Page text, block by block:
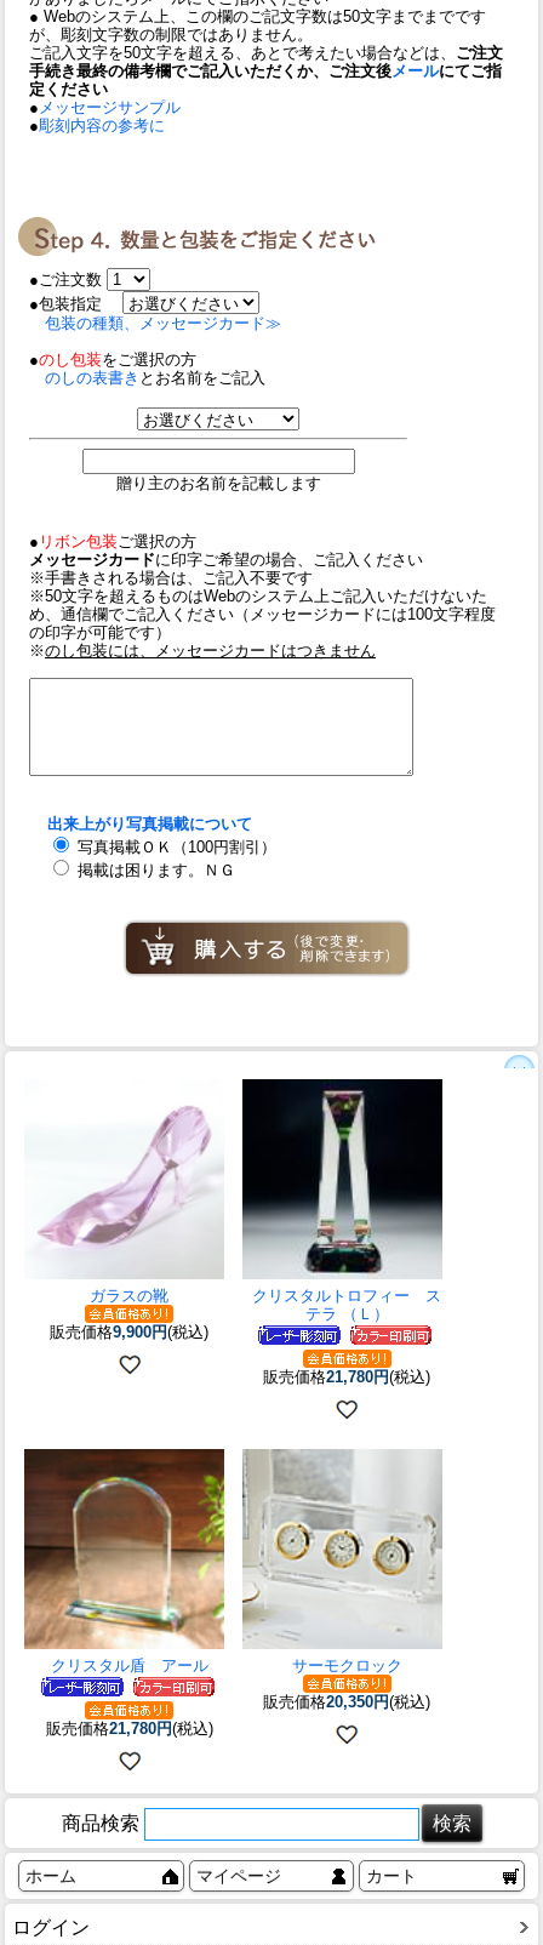
● Webのシステム上、この欄のご記文字数は50文字までまでです
が、彫刻文字数の制限ではありません。
ご記入文字を50文字を超える、あとで考えたい場合などは、 ご注文
手続き最終の備考欄でご記入いただくか、ご注文後 メールにてご指
定ください
● メッセージサンプル
●彫刻内容の参考に
●ご注文数
●包装指定
包装の種類、メッセージカード≫
●のし包装をご選択の方
のしの表書き とお名前をご記入
贈り主のお名前を記載します
● リボン包装 ご選択の方
メッセージカードに印字ご希望の場合、ご記入ください
※手書きされる場合は、ご記入不要です
※50文字を超えるものはWebのシステム上ご記入いただけないた
め、通信欄でご記入ください（メッセージカードには100文字程度
の印字が可能です）
※のし包装には、メッセージカードはつきません
出来上がり写真掲載について
写真掲載ＯＫ（100円割引）
掲載は困ります。ＮＧ
ガラスの靴
販売価格9,900円(税込)
クリスタルトロフィー ス
テラ （Ｌ）
販売価格21,780円(税込)
クリスタル盾 アール
販売価格21,780円(税込)
サーモクロック
販売価格20,350円(税込)
商品検索
ホーム マイページ カート
ログイン